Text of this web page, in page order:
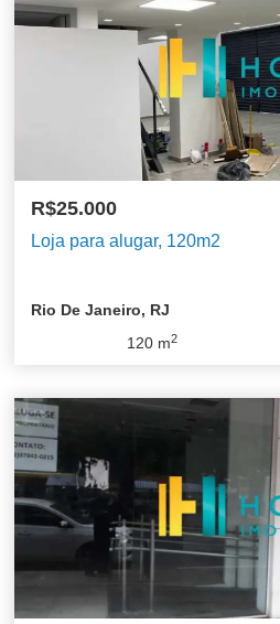
R$25.000
Loja para alugar, 120m2
Rio De Janeiro, RJ
120 m2